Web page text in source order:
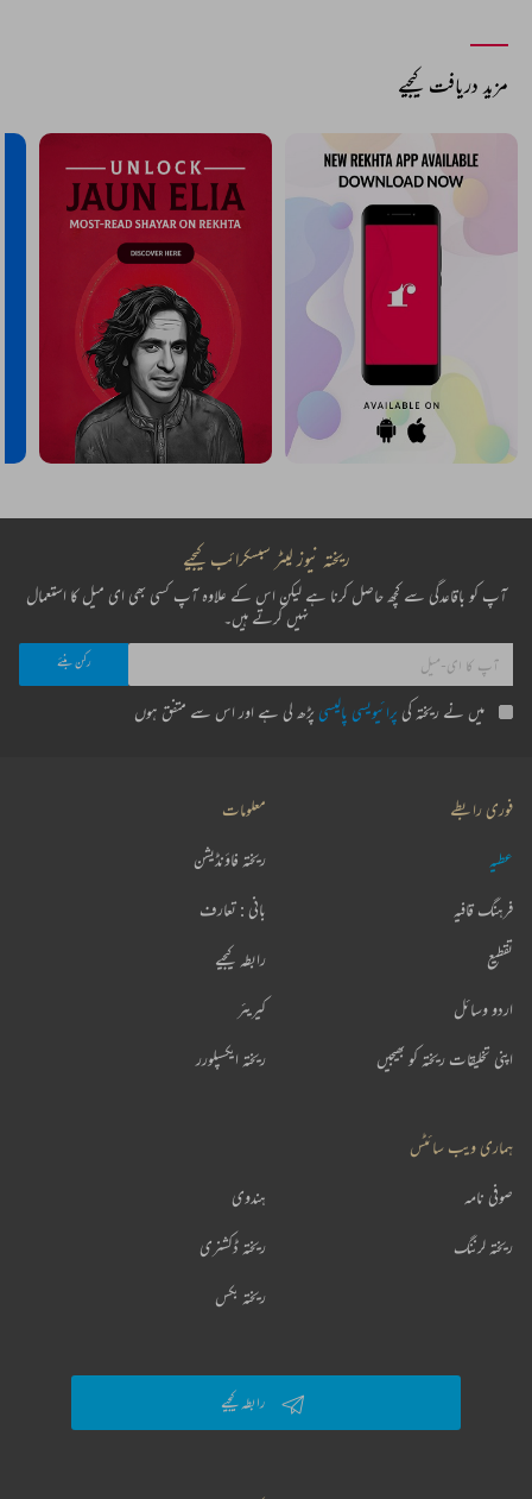
مزید دریافت کیجیے
ریختہ نیوز لیٹر سبسکرائب کیجیے
آپ کو باقاعدگی سے کچھ حاصل کرنا ہے لیکن اس کے علاوہ آپ کسی بھی ای میل کا استعمال
نہیں کرتے ہیں۔
میں نے ریختہ کی پرائیویسی پالیسی پڑھ لی ہے اور اس سے متفق ہوں
فوری رابطے
عطیہ
فرہنگ قافیہ
تقطیع
اردو وسائل
اپنی تخلیقات ریختہ کو بھیجیں
معلومات
ریختہ فاؤنڈیشن
بانی : تعارف
رابطہ کیجیے
کیریئر
ریختہ ایکسپلورر
ہماری ویب سائٹس
ہندوی صوفی نامہ
ریختہ ڈکشنری ریختہ لرننگ
ریختہ بکس
رابطہ کیجیے